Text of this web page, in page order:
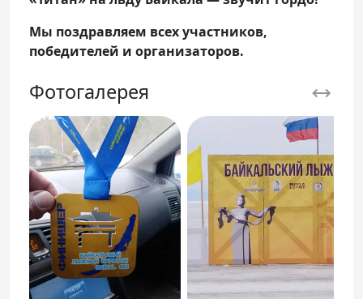
Мы поздравляем всех участников,
победителей и организаторов.
Фотогалерея